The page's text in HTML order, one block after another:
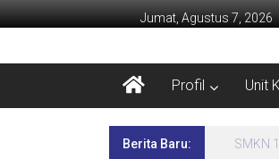
Jumat, Agustus 7, 2026
Profil Unit
Berita Baru: Lima